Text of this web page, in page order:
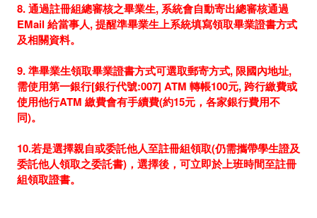
8. 通過註冊組總審核之畢業生, 系統會自動寄出總審核通過
EMail 給當事人, 提醒準畢業生上系統填寫領取畢業證書方式
及相關資料。
9. 準畢業生領取畢業證書方式可選取郵寄方式, 限國內地址,
需使用第一銀行[銀行代號:007] ATM 轉帳100元, 跨行繳費或
使用他行ATM 繳費會有手續費(約15元，各家銀行費用不
同)。
10.若是選擇親自或委託他人至註冊組領取(仍需攜帶學生證及
委託他人領取之委託書)，選擇後，可立即於上班時間至註冊
組領取證書。